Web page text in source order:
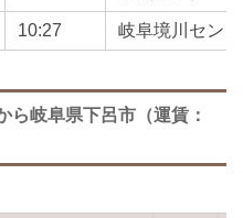
10:27 岐阜境川セン
ら岐阜県下呂市（運賃：